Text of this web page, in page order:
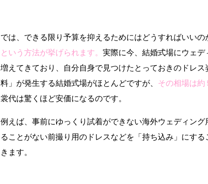
では、できる限り予算を抑えるためにはどうすればいい
という方法が挙げられます。 実際に今、結婚式場にウェ
増えてきており、自分自身で見つけたとっておきのドレ
料」が発生する結婚式場がほとんどですが、 その相場は約
裳代は驚くほど安価になるのです。
例えば、事前にゆっくり試着ができない海外ウェディン
ることがない前撮り用のドレスなどを「持ち込み」にす
きます。